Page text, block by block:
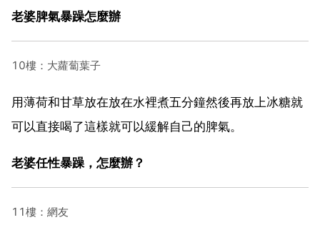
老婆脾氣暴躁怎麼辦
10樓：大蘿蔔葉子
用薄荷和甘草放在放在水裡煮五分鐘然後再放上冰糖就
可以直接喝了這樣就可以緩解自己的脾氣。
老婆任性暴躁，怎麼辦？
11樓：網友